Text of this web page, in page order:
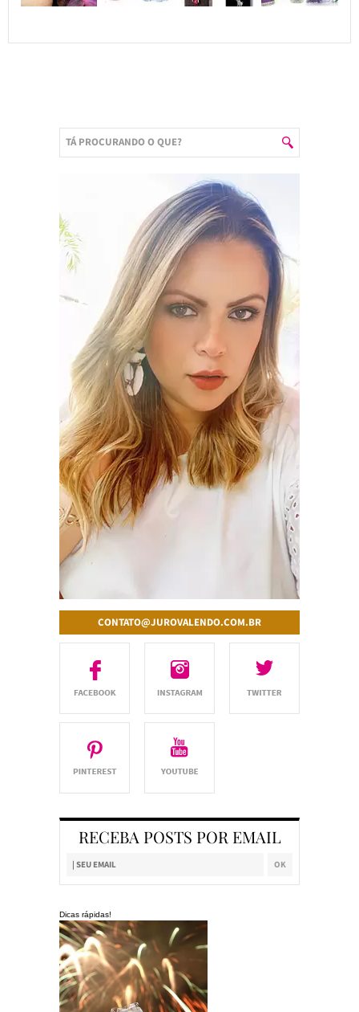
CONTATO@JUROVALENDO.COM.BR
RECEBA POSTS POR EMAIL
Dicas rápidas!